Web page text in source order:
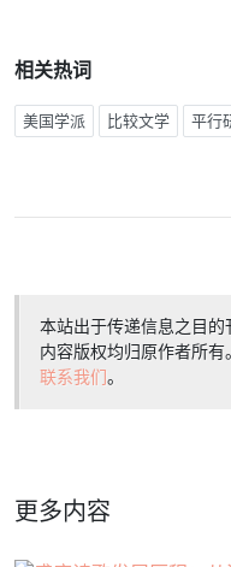
相关热词
美国学派 比较文学 平行
本站出于传递信息之目的
内容版权均归原作者所
联系我们。
更多内容